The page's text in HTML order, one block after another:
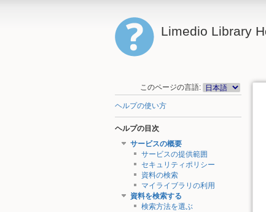
Limedio Library
このページの言語:
ヘルプの使い方
ヘルプの目次
サービスの概要
サービスの提供範囲
セキュリティポリシー
資料の検索
マイライブラリの利用
資料を検索する
検索方法を選ぶ